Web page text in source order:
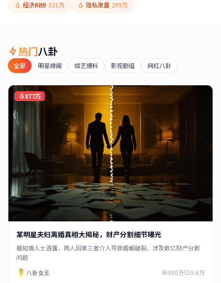
经济纠纷 321万 隐私泄露 299万
热门八卦
全部 明星绯闻 综艺爆料 影视剧组 网红八卦
877万
某明星夫妇离婚真相大揭秘，财产分割细节曝光
据知情人士透露，两人因第三者介入导致婚姻破裂，涉及数亿财产分割
问题
八卦女王
980万 5.6万